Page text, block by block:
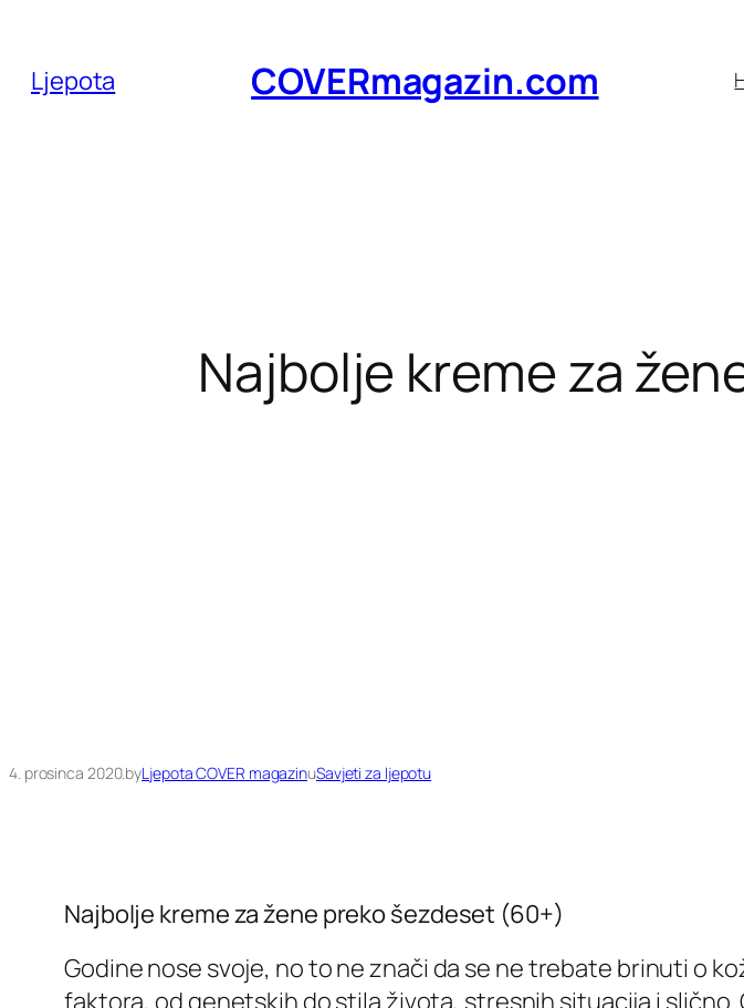
sadržaja
Ljepota COVERmagazin.com
Najbolje kreme za
4. prosinca 2020.byLjepota COVER magazinuSavjeti za ljepotu
Najbolje kreme za žene preko šezdeset (60+)
Godine nose svoje, no to ne znači da se ne trebate brinuti o